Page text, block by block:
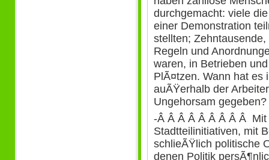
durchgemacht: viele
einer Demonstration
stellten;
Regeln und
waren, in Betrieben
PlÃ¤tzen. Wann hat es
auÃŸerhalb der
Ungehorsam gegeben?
-Â Â Â Â Â Â Â Â Â
Stadtteilinitiativen, mit
schlieÃŸlich politische
denen Politik